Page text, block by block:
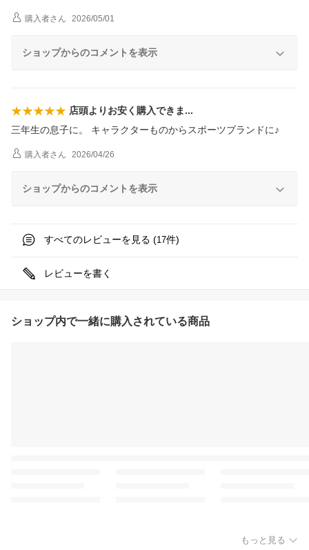
購入者さん 2026/05/01
ショップからのコメントを表示
店頭よりお安く購入でき ま
三年生の息子に。 キャラクターものからスポーツブランドに♪
購入者さん 2026/04/26
ショップからのコメントを表示
すべてのレビューを見る (17件)
レビューを書く
ショップ内で一緒に購入されている商品
もっと見る